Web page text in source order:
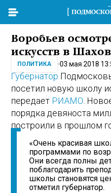
Воробьев
искусств в
ПОЛИТИКА 03 мая 2018
Губернатор
посетил новую школу
передает РИАМО .
порядка девяноста
построили в прошлом
«Очень красивая
программами по
Они всегда полны
поблагодарить
школы становятся
отметил губернатор.